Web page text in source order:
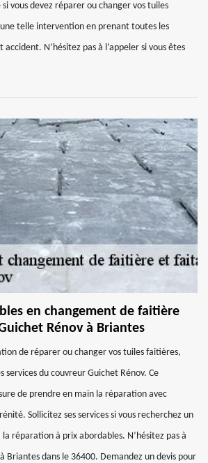
vous devez réparer ou changer vos tuiles
telle intervention en prenant toutes les
N’hésitez pas à l’appeler si vous êtes
en changement de faitière
Rénov à Briantes
de réparer ou changer vos tuiles faitières,
services du couvreur Guichet Rénov. Ce
de prendre en main la réparation avec
Sollicitez ses services si vous recherchez un
réparation à prix abordables. N’hésitez pas à
Briantes dans le 36400. Demandez un devis pour